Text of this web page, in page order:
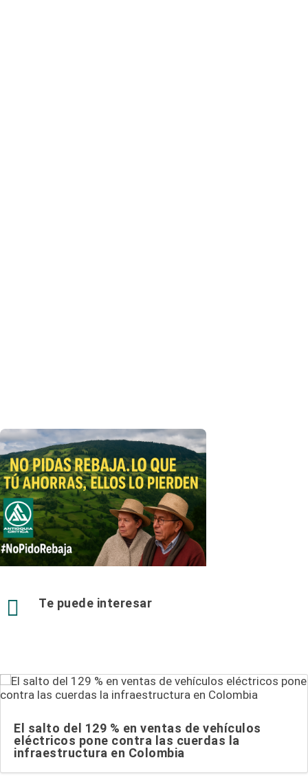
 Te puede interesar
El salto del 129 % en ventas de vehículos
eléctricos pone contra las cuerdas la
infraestructura en Colombia